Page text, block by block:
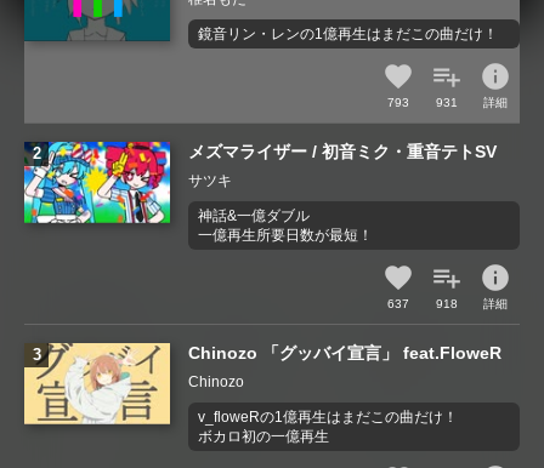
鏡音リン・レンの1億再生はまだこの曲だけ！
793 931
info
詳細
メズマライザー / 初音ミク・重音テトSV
サツキ
神話&一億ダブル
一億再生所要日数が最短！
637 918
info
詳細
Chinozo 「グッバイ宣言」 feat.FloweR
Chinozo
v_floweRの1億再生はまだこの曲だけ！
ボカロ初の一億再生